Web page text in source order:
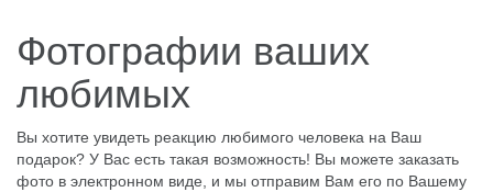
Фотографии ваших
любимых
Вы хотите увидеть реакцию любимого человека на Ваш
подарок? У Вас есть такая возможность! Вы можете заказать
фото в электронном виде, и мы отправим Вам его по Вашему